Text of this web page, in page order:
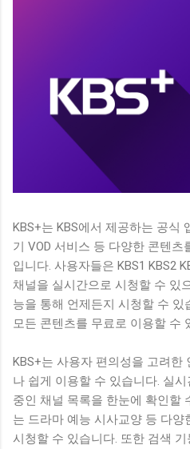
KBS+는 KBS에서 제공하는 공식
기 VOD 서비스 등 다양한 콘텐
입니다. 사용자들은 KBS1 KBS2
채널을 실시간으로 시청할 수 있
능을 통해 언제든지 시청할 수 있
모든 콘텐츠를 무료로 이용할 수
KBS+는 사용자 편의성을 고려한
나 쉽게 이용할 수 있습니다. 실
중인 채널 목록을 한눈에 확인할
는 드라마 예능 시사교양 등 다양
시청할 수 있습니다. 또한 검색